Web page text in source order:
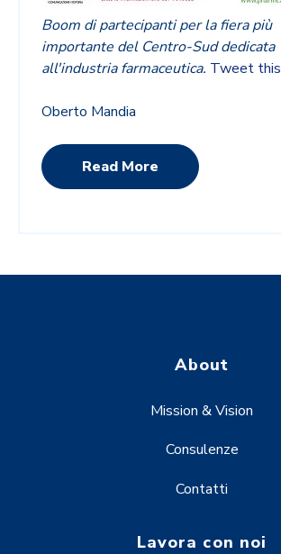
Boom di partecipanti per la fiera più
importante del Centro-Sud dedicata
all'industria farmaceutica. Tweet this
Oberto Mandia
Read More
About
Mission & Vision
Consulenze
Contatti
Lavora con noi